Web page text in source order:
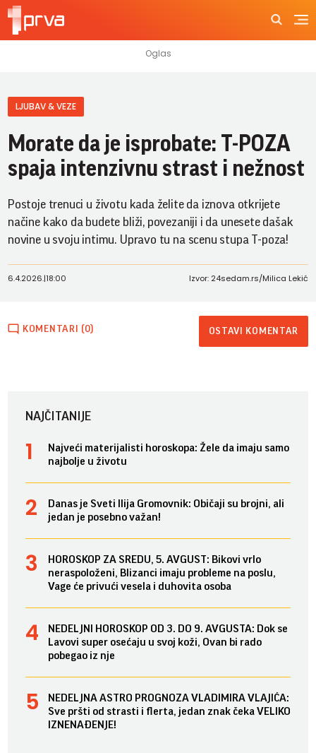
LJUBAV & VEZE
Morate da je isprobate: T-POZA
spaja intenzivnu strast i nežnost
Postoje trenuci u životu kada želite da iznova otkrijete
načine kako da budete bliži, povezaniji i da unesete dašak
novine u svoju intimu. Upravo tu na scenu stupa T-poza!
6.4.2026.|18:00 Izvor: 24sedam.rs/Milica Lekić
KOMENTARI (0) OSTAVI KOMENTAR
NAJČITANIJE
Najveći materijalisti horoskopa: Žele da imaju samo
najbolje u životu
Danas je Sveti Ilija Gromovnik: Običaji su brojni, ali
jedan je posebno važan!
HOROSKOP ZA SREDU, 5. AVGUST: Bikovi vrlo
neraspoloženi, Blizanci imaju probleme na poslu,
Vage će privući vesela i duhovita osoba
NEDELJNI HOROSKOP OD 3. DO 9. AVGUSTA: Dok se
Lavovi super osećaju u svoj koži, Ovan bi rado
pobegao iz nje
NEDELJNA ASTRO PROGNOZA VLADIMIRA VLAJIĆA:
Sve pršti od strasti i flerta, jedan znak čeka VELIKO
IZNENAĐENJE!